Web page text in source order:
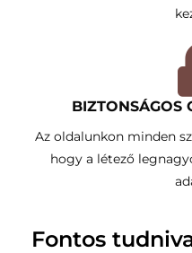
BIZTONSÁGOS
Az oldalunkon minden
hogy a létező
Fontos